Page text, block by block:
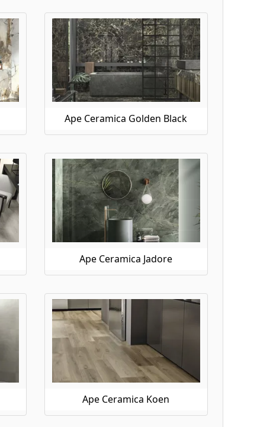
Ape Ceramica Golden Black
Ape Ceramica Jadore
Ape Ceramica Koen